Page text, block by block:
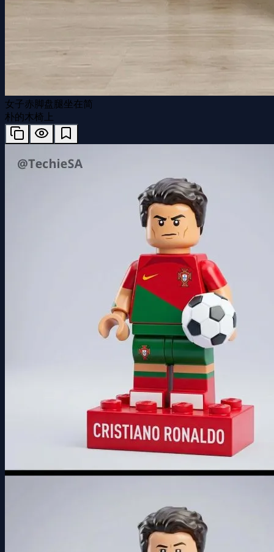
女子赤脚盘腿坐在简
朴的木椅上